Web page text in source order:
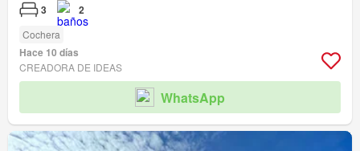
3 2
Cochera
Hace 10 días
CREADORA DE IDEAS
WhatsApp